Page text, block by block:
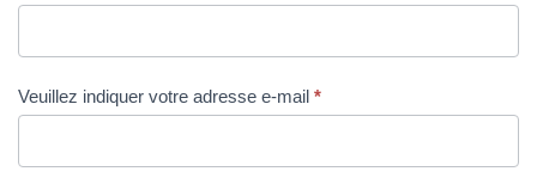
Veuillez indiquer votre adresse e-mail *